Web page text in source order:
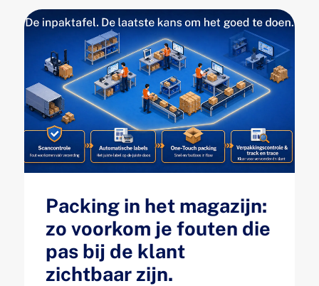
Packing in het magazijn:
zo voorkom je fouten die
pas bij de klant
zichtbaar zijn.